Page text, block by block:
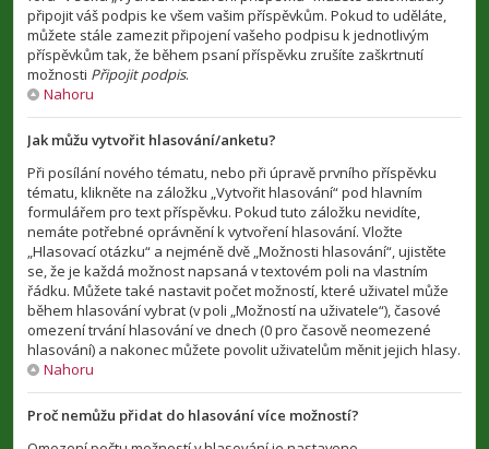
připojit váš podpis ke všem vašim příspěvkům. Pokud to uděláte,
můžete stále zamezit připojení vašeho podpisu k jednotlivým
příspěvkům tak, že během psaní příspěvku zrušíte zaškrtnutí
možnosti Připojit podpis.
Nahoru
Jak můžu vytvořit hlasování/anketu?
Při posílání nového tématu, nebo při úpravě prvního příspěvku
tématu, klikněte na záložku „Vytvořit hlasování“ pod hlavním
formulářem pro text příspěvku. Pokud tuto záložku nevidíte,
nemáte potřebné oprávnění k vytvoření hlasování. Vložte
„Hlasovací otázku“ a nejméně dvě „Možnosti hlasování“, ujistěte
se, že je každá možnost napsaná v textovém poli na vlastním
řádku. Můžete také nastavit počet možností, které uživatel může
během hlasování vybrat (v poli „Možností na uživatele“), časové
omezení trvání hlasování ve dnech (0 pro časově neomezené
hlasování) a nakonec můžete povolit uživatelům měnit jejich hlasy.
Nahoru
Proč nemůžu přidat do hlasování více možností?